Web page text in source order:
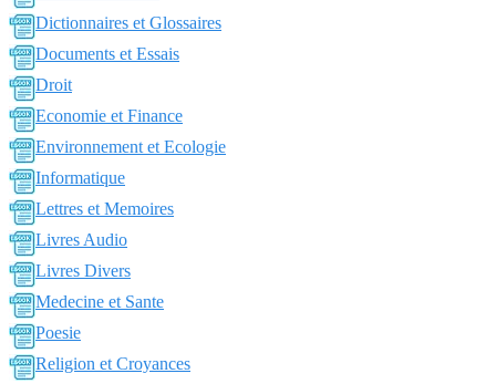
Dictionnaires et Glossaires
Documents et Essais
Droit
Economie et Finance
Environnement et Ecologie
Informatique
Lettres et Memoires
Livres Audio
Livres Divers
Medecine et Sante
Poesie
Religion et Croyances